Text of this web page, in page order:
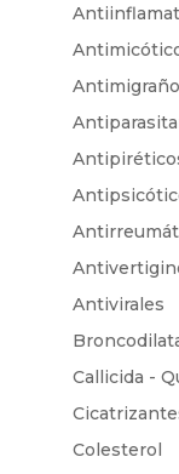
Antivirales
Callicida -
Colesterol